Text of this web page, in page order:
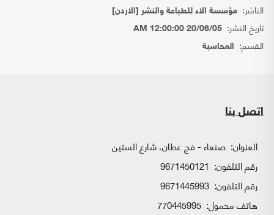
الناشر: مؤسسة الاء للطباعة والنشر [الاردن]
تاريخ النشر: 20/06/05 12:00:00 AM
القسم: المحاسبة
اتصل بنا
العنوان: صنعاء - فج عطان، شارع الستين
رقم التلفون: 9671450121
رقم التلفون: 9671445993
هاتف محمول: 770445995